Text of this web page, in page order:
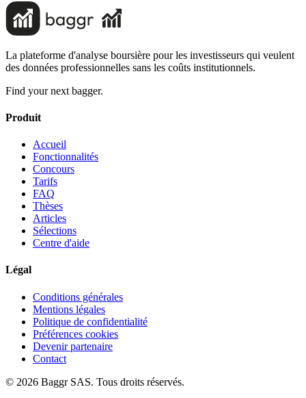
La plateforme d'analyse boursière pour les investisseurs qui veulent
des données professionnelles sans les coûts institutionnels.
Find your next bagger.
Produit
Accueil
Fonctionnalités
Concours
Tarifs
FAQ
Thèses
Articles
Sélections
Centre d'aide
Légal
Conditions générales
Mentions légales
Politique de confidentialité
Préférences cookies
Devenir partenaire
Contact
© 2026 Baggr SAS. Tous droits réservés.